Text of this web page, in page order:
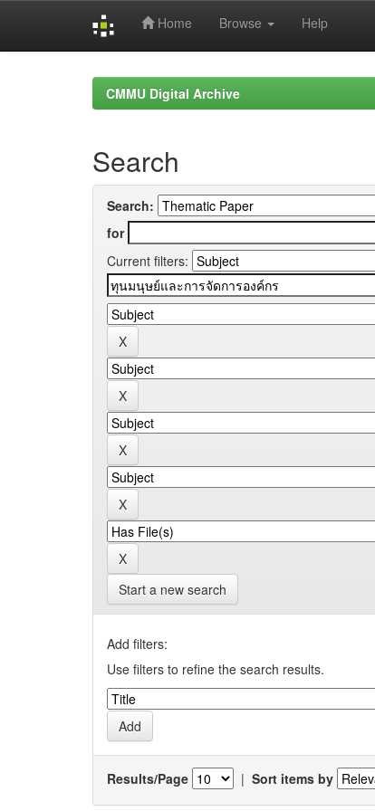
Home Browse Help
CMMU Digital Archive
Search
Search:
for
Current filters:
Start a new search
Add filters:
Use filters to refine the search results.
Results/Page | Sort items by